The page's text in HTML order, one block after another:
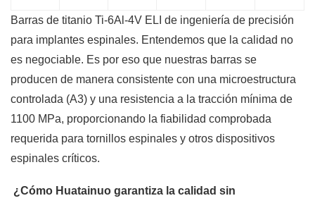
Barras de titanio Ti-6Al-4V ELI de ingeniería de precisión
para implantes espinales. Entendemos que la calidad no
es negociable. Es por eso que nuestras barras se
producen de manera consistente con una microestructura
controlada (A3) y una resistencia a la tracción mínima de
1100 MPa, proporcionando la fiabilidad comprobada
requerida para tornillos espinales y otros dispositivos
espinales críticos.
¿Cómo Huatainuo garantiza la calidad sin